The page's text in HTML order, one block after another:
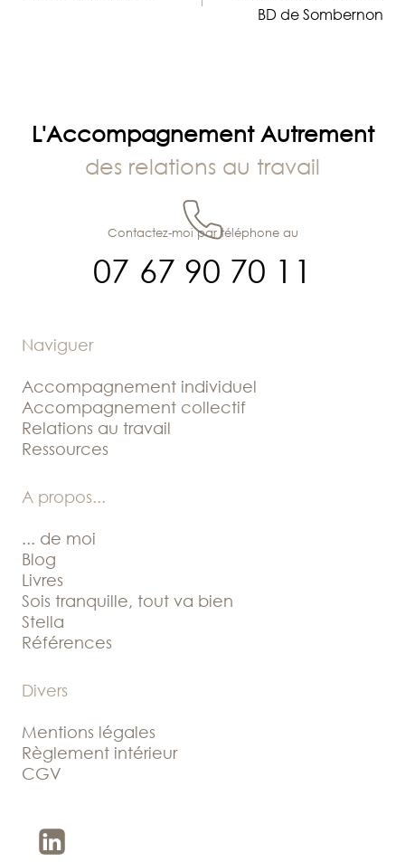
BD de Sombernon
L'Accompagnement Autrement
des relations au travail
07 67 90 70 11
Contactez-moi par téléphone au
Naviguer
Accompagnement individuel
Accompagnement collectif
Relations au travail
Ressources
A propos...
... de moi
Blog
Livres
Sois tranquille, tout va bien
Stella
Références
Divers
Mentions légales
Règlement intérieur
CGV